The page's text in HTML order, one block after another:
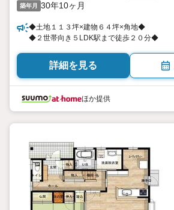
築年月 30年10ヶ月
◆土地１１３坪×建物６４坪×角地◆
◆２世帯向き５LDK駅まで徒歩２０分◆
詳細を見る
ほか提供